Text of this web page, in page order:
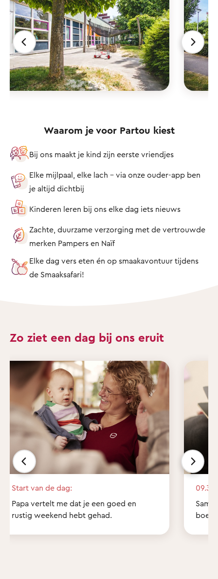
Waarom je voor Partou kiest
Bij ons maakt je kind zijn eerste vriendjes
Elke mijlpaal, elke lach – via onze ouder-app ben
je altijd dichtbij
Kinderen leren bij ons elke dag iets nieuws
Zachte, duurzame verzorging met de vertrouwde
merken Pampers en Naïf
Elke dag vers eten én op smaakavontuur tijdens
de Smaaksafari!
Zo ziet een dag bij ons eruit
Start van de dag:
Papa vertelt me dat je een goed en
rustig weekend hebt gehad.
09.30